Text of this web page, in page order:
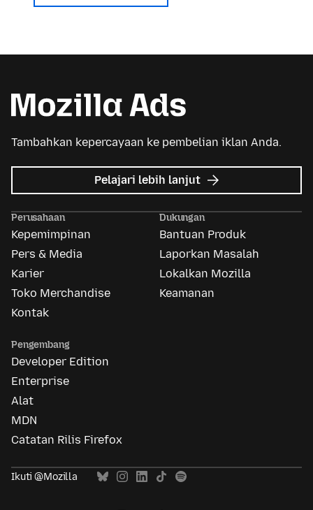
Tambahkan kepercayaan ke pembelian iklan Anda.
Pelajari lebih lanjut mengenai
Mozilla
Perusahaan
Kepemimpinan
Pers & Media
Karier
Toko Merchandise
Kontak
Dukungan
Bantuan Produk
Laporkan Masalah
Lokalkan Mozilla
Keamanan
Pengembang
Developer Edition
Enterprise
Alat
MDN
Catatan Rilis Firefox
Ikuti @Mozilla